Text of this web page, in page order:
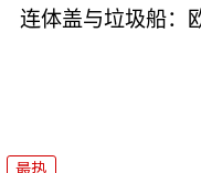
连体盖与垃圾船：
最热